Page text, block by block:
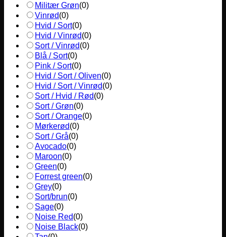
Militær Grøn(0)
Vinrød(0)
Hvid / Sort(0)
Hvid / Vinrød(0)
Sort / Vinrød(0)
Blå / Sort(0)
Pink / Sort(0)
Hvid / Sort / Oliven(0)
Hvid / Sort / Vinrød(0)
Sort / Hvid / Rød(0)
Sort / Grøn(0)
Sort / Orange(0)
Mørkerød(0)
Sort / Grå(0)
Avocado(0)
Maroon(0)
Green(0)
Forrest green(0)
Grey(0)
Sort/brun(0)
Sage(0)
Noise Red(0)
Noise Black(0)